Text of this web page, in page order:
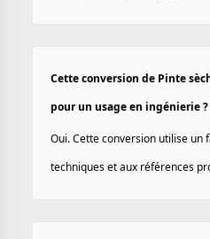
Cette conversion de Pinte
pour un usage en ingénierie ?
Oui. Cette conversion utilise un
techniques et aux références